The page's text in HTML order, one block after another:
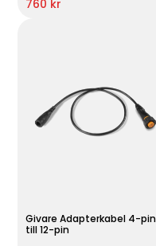
760 kr
Givare Adapterkabel 4-pin
till 12-pin